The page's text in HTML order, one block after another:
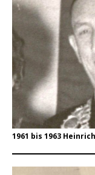
1961 bis 1963